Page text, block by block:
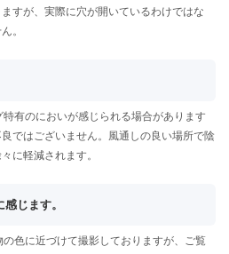
すが、実際に穴が開いているわけではな
。
有のにおいが感じられる場合があります
ではございません。風通しの良い場所で陰
に軽減されます。
じます。
色に近づけて撮影しておりますが、ご覧